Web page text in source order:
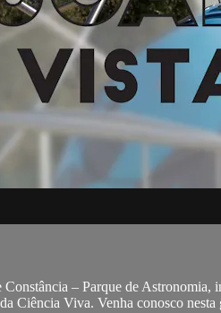
– Parque de
Ciência Viva. Venha conosco nesta